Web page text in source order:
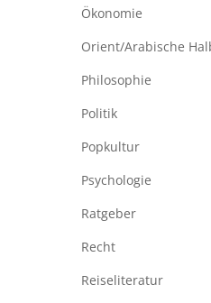
Ökonomie
Orient/Arabische
Philosophie
Politik
Popkultur
Psychologie
Ratgeber
Recht
Reiseliteratur